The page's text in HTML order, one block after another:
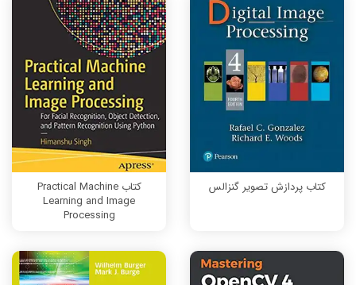
کتاب پردازش تصویر گنزالس
کتاب Practical Machine
Learning and Image
Processing